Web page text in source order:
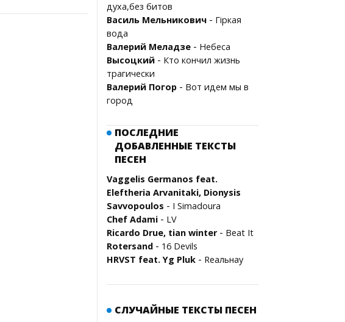
духа,без битов
Василь Мельникович - Гіркая
вода
Валерий Меладзе - Небеса
Высоцкий - Кто кончил жизнь
трагически
Валерий Погор - Вот идем мы в
город
ПОСЛЕДНИЕ
ДОБАВЛЕННЫЕ ТЕКСТЫ
ПЕСЕН
Vaggelis Germanos feat.
Eleftheria Arvanitaki, Dionysis
Savvopoulos - I Simadoura
Chef Adami - LV
Ricardo Drue, tian winter- Beat It
Rotersand - 16 Devils
HRVST feat. Yg Pluk - Rеальнау
СЛУЧАЙНЫЕ ТЕКСТЫ ПЕСЕН